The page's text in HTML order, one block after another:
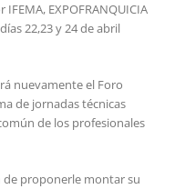
EXPOFRANQUICIA
22,23 y 24 de abril
nuevamente el Foro
de jornadas técnicas
de los profesionales
de proponerle montar su